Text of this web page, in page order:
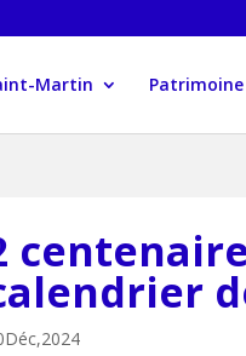
Martin Patrimoine